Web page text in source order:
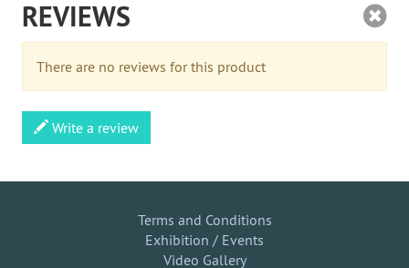
REVIEWS
There are no reviews for this product
Write a review
Terms and Conditions
Exhibition / Events
Video Gallery